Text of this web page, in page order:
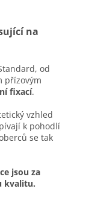
na
od
přízovým
fixací.
vzhled
k pohodlí
se tak
jsou za
kvalitu.